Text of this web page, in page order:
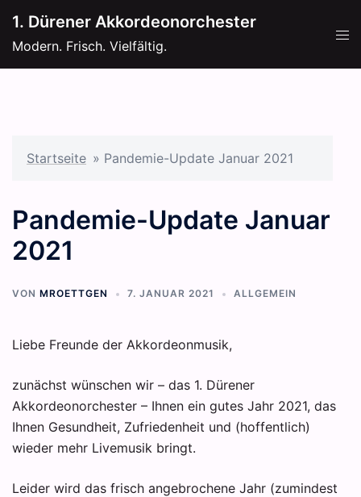
Inhalt
springen
1. Dürener Akkordeonorchester
Modern. Frisch. Vielfältig.
Startseite » Pandemie-Update Januar 2021
Pandemie-Update Januar
2021
VON MROETTGEN 7. JANUAR 2021 ALLGEMEIN
Liebe Freunde der Akkordeonmusik,
zunächst wünschen wir – das 1. Dürener
Akkordeonorchester – Ihnen ein gutes Jahr 2021, das
Ihnen Gesundheit, Zufriedenheit und (hoffentlich)
wieder mehr Livemusik bringt.
Leider wird das frisch angebrochene Jahr (zumindest